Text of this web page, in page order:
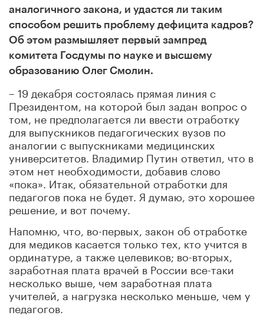
аналогичного закона, и удастся ли таким
способом решить проблему дефицита кадров?
Об этом размышляет первый зампред
комитета Госдумы по науке и высшему
образованию Олег Смолин.
– 19 декабря состоялась прямая линия с
Президентом, на которой был задан вопрос о
том, не предполагается ли ввести отработку
для выпускников педагогических вузов по
аналогии с выпускниками медицинских
университетов. Владимир Путин ответил, что в
этом нет необходимости, добавив слово
«пока». Итак, обязательной отработки для
педагогов пока не будет. Я думаю, это хорошее
решение, и вот почему.
Напомню, что, во-первых, закон об отработке
для медиков касается только тех, кто учится в
ординатуре, а также целевиков; во-вторых,
заработная плата врачей в России все-таки
несколько выше, чем заработная плата
учителей, а нагрузка несколько меньше, чем у
педагогов.